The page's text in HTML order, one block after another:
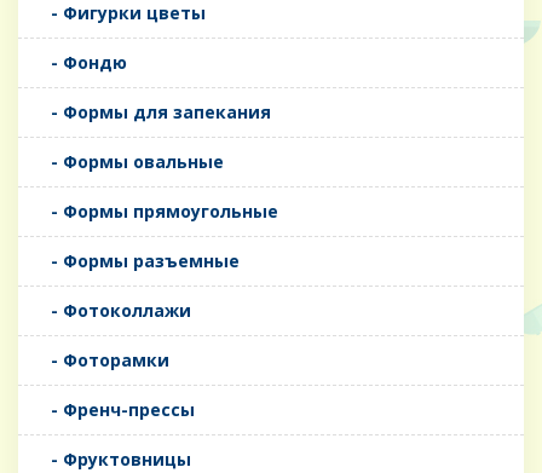
- Фигурки цветы
- Фондю
- Формы для запекания
- Формы овальные
- Формы прямоугольные
- Формы разъемные
- Фотоколлажи
- Фоторамки
- Френч-прессы
- Фруктовницы